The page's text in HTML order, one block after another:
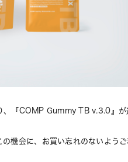
、『COMP Gummy TB v.3.0』
機会に、お買い忘れのないよう